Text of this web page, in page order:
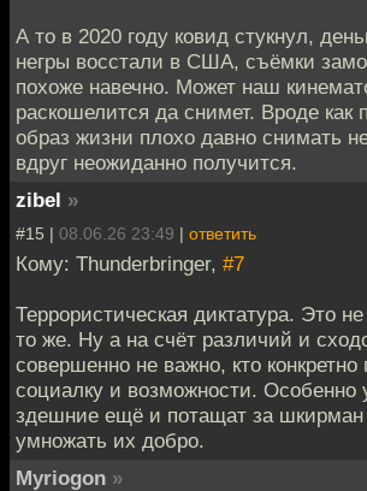
А то в 2020 году ковид стукнул,
негры восстали в США, съёмки
похоже навечно. Может наш
раскошелится да снимет. Вроде как
образ жизни плохо давно снимать
вдруг неожиданно получится.
zibel »
#15 | 08.06.26 23:49 | ответить
Кому: Thunderbringer, #7
Террористическая диктатура. Это
то же. Ну а на счёт различий и
совершенно не важно, кто конкретно
социалку и возможности. Особенно
здешние ещё и потащат за
умножать их добро.
Myriogon »